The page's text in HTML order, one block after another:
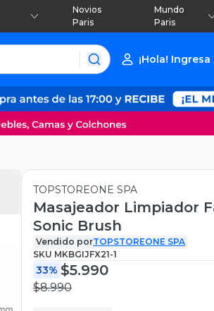
Novios
Paris
Mundo
Paris
¡Hola!
TOPSTOREONE SPA
Masajeador Limpiador
Sonic Brush
Vendido porTOPSTOREONE SPA
SKU MKBGIJFX21-1
33% $5.990
$8.990